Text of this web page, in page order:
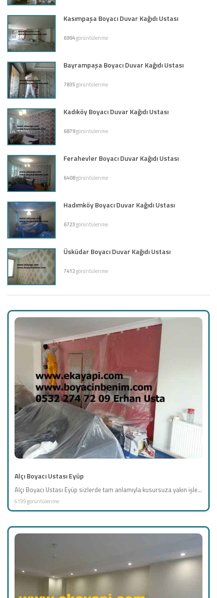
Kasımpaşa Boyacı Duvar Kağıdı Ustası
6994görüntülenme
Bayrampaşa Boyacı Duvar Kağıdı Ustası
7835görüntülenme
Kadıköy Boyacı Duvar Kağıdı Ustası
6879görüntülenme
Ferahevler Boyacı Duvar Kağıdı Ustası
6408görüntülenme
Hadımköy Boyacı Duvar Kağıdı Ustası
6723görüntülenme
Üsküdar Boyacı Duvar Kağıdı Ustası
7412görüntülenme
Alçı Boyacı Ustası Eyüp
Alçı Boyacı Ustası Eyüp sizlerde tam anlamıyla kusursuza yakın işle...
6199 görüntülenme